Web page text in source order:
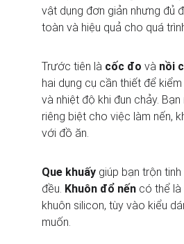
vật dụng đơn giản nhưng đủ
toàn và hiệu quả cho quá
Trước tiên là cốc đo và nồi
hai dụng cụ cần thiết để
và nhiệt độ khi đun chảy. Bạn
riêng biệt cho việc làm nến,
với đồ ăn.
Que khuấy giúp bạn trộn
đều. Khuôn đổ nến có thể là
khuôn silicon, tùy vào kiểu
muốn.